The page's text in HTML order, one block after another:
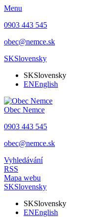
Menu
0903 443 545
obec@nemce.sk
SKSlovensky
SKSlovensky
ENEnglish
Obec Nemce
0903 443 545
obec@nemce.sk
Vyhledávání
RSS
Mapa webu
SKSlovensky
SKSlovensky
ENEnglish